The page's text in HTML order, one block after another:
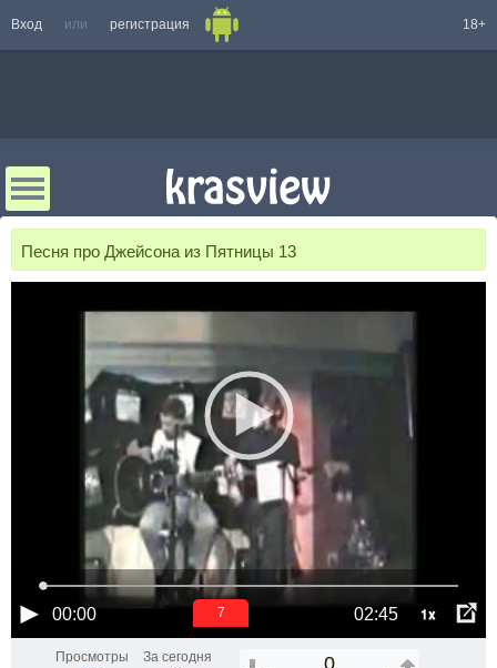
Вход или регистрация 18+
Песня про Джейсона из Пятницы 13
00:00 02:45 1x
6
Просмотры За сегодня 0